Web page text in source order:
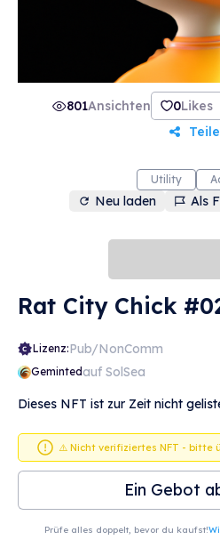
801Ansichten 0Likes
Utility
Neu laden Als
Rat City Chick
Lizenz:Pub/NonComm
Gemintedauf SolSea
Dieses NFT ist zur Zeit nicht
⚠️ Nicht verifiziertes NFT - bitte
Ein Gebot
Prüfe alles doppelt, bevor du kaufst!